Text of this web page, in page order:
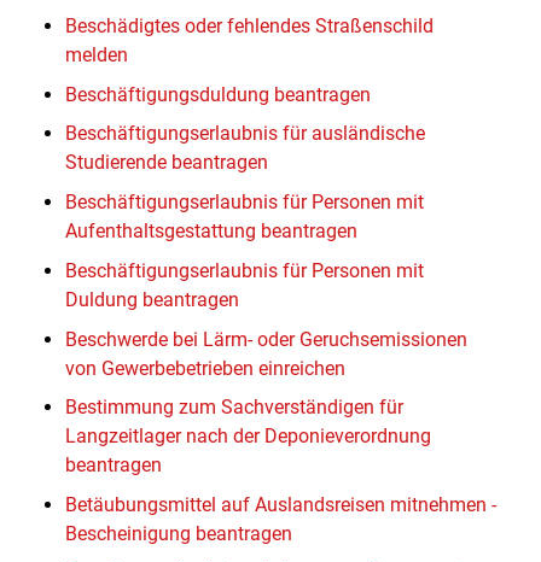
Beschädigtes oder fehlendes Straßenschild
melden
Beschäftigungsduldung beantragen
Beschäftigungserlaubnis für ausländische
Studierende beantragen
Beschäftigungserlaubnis für Personen mit
Aufenthaltsgestattung beantragen
Beschäftigungserlaubnis für Personen mit
Duldung beantragen
Beschwerde bei Lärm- oder Geruchsemissionen
von Gewerbebetrieben einreichen
Bestimmung zum Sachverständigen für
Langzeitlager nach der Deponieverordnung
beantragen
Betäubungsmittel auf Auslandsreisen mitnehmen -
Bescheinigung beantragen